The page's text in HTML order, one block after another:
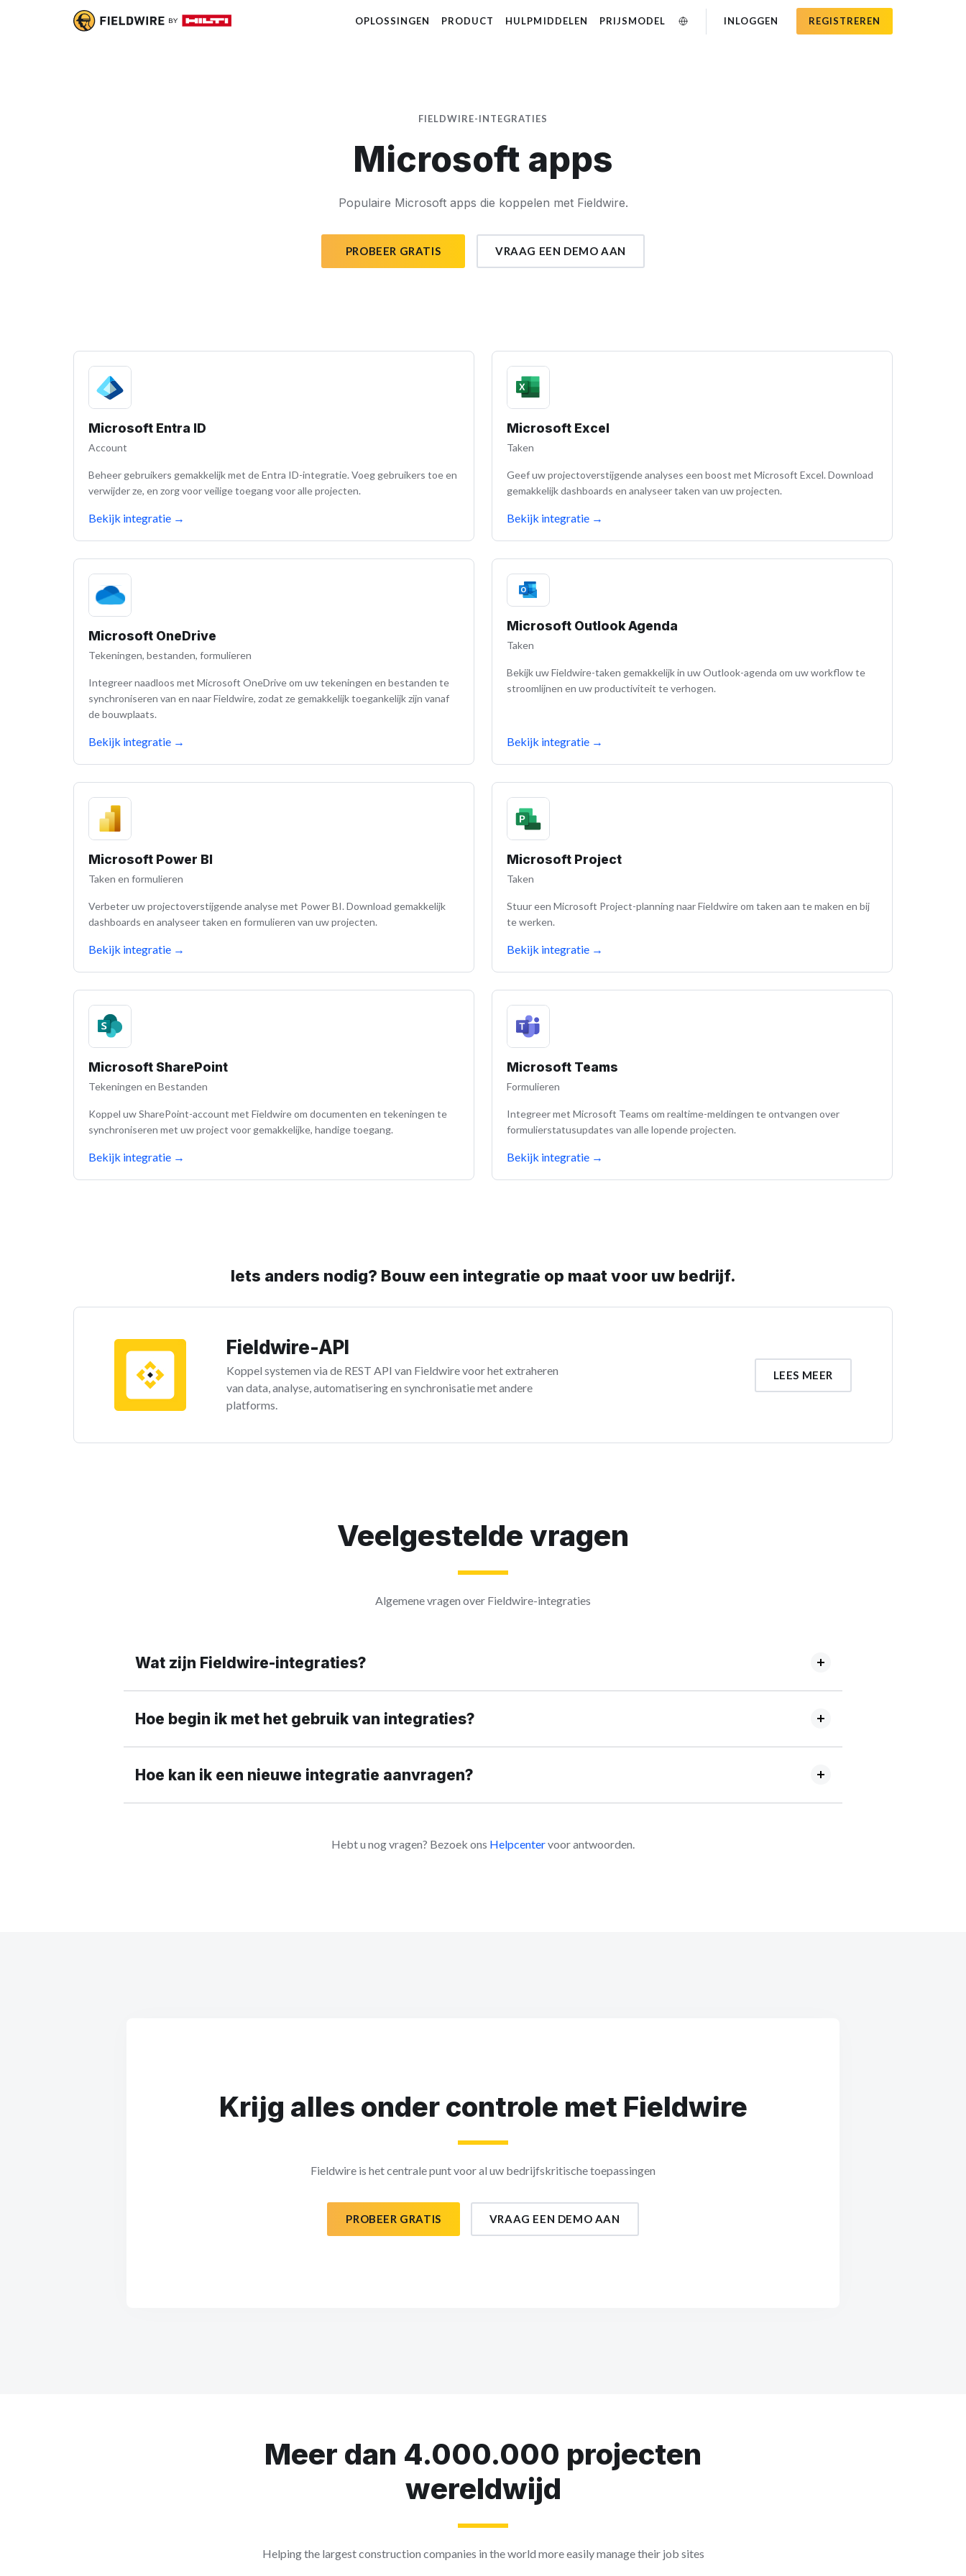
OPLOSSINGEN PRODUCT HULPMIDDELEN PRIJSMODEL INLOGGEN REGISTREREN
FIELDWIRE-INTEGRATIES
Microsoft apps
Populaire Microsoft apps die koppelen met Fieldwire.
PROBEER GRATIS VRAAG EEN DEMO AAN
Microsoft Entra ID
Account
Beheer gebruikers gemakkelijk met de Entra ID-integratie. Voeg gebruikers toe en
verwijder ze, en zorg voor veilige toegang voor alle projecten.
Bekijk integratie →
Microsoft Excel
Taken
Geef uw projectoverstijgende analyses een boost met Microsoft Excel. Download
gemakkelijk dashboards en analyseer taken van uw projecten.
Bekijk integratie →
Microsoft OneDrive
Tekeningen, bestanden, formulieren
Integreer naadloos met Microsoft OneDrive om uw tekeningen en bestanden te
synchroniseren van en naar Fieldwire, zodat ze gemakkelijk toegankelijk zijn vanaf
de bouwplaats.
Bekijk integratie →
Microsoft Outlook Agenda
Taken
Bekijk uw Fieldwire-taken gemakkelijk in uw Outlook-agenda om uw workflow te
stroomlijnen en uw productiviteit te verhogen.
Bekijk integratie →
Microsoft Power BI
Taken en formulieren
Verbeter uw projectoverstijgende analyse met Power BI. Download gemakkelijk
dashboards en analyseer taken en formulieren van uw projecten.
Bekijk integratie →
Microsoft Project
Taken
Stuur een Microsoft Project-planning naar Fieldwire om taken aan te maken en bij
te werken.
Bekijk integratie →
Microsoft SharePoint
Tekeningen en Bestanden
Koppel uw SharePoint-account met Fieldwire om documenten en tekeningen te
synchroniseren met uw project voor gemakkelijke, handige toegang.
Bekijk integratie →
Microsoft Teams
Formulieren
Integreer met Microsoft Teams om realtime-meldingen te ontvangen over
formulierstatusupdates van alle lopende projecten.
Bekijk integratie →
Iets anders nodig? Bouw een integratie op maat voor uw bedrijf.
Fieldwire-API
Koppel systemen via de REST API van Fieldwire voor het extraheren
van data, analyse, automatisering en synchronisatie met andere
platforms.
LEES MEER
Veelgestelde vragen
Algemene vragen over Fieldwire-integraties
Wat zijn Fieldwire-integraties?
Hoe begin ik met het gebruik van integraties?
Hoe kan ik een nieuwe integratie aanvragen?
Hebt u nog vragen? Bezoek ons Helpcentervoor antwoorden.
Krijg alles onder controle met Fieldwire
Fieldwire is het centrale punt voor al uw bedrijfskritische toepassingen
PROBEER GRATIS VRAAG EEN DEMO AAN
Meer dan 4.000.000 projecten
wereldwijd
Helping the largest construction companies in the world more easily manage their job sites